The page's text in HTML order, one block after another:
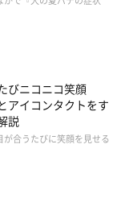
びニコニコ笑顔
イコンタクトをす
説
合うたびに笑顔を見せる